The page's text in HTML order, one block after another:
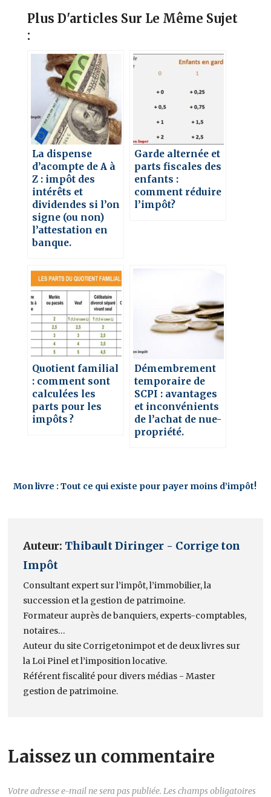
Plus D'articles Sur Le Même Sujet
:
La dispense
d’acompte de A à
Z : impôt des
intérêts et
dividendes si l’on
signe (ou non)
l’attestation en
banque.
Garde alternée et
parts fiscales des
enfants :
comment réduire
l’impôt?
Quotient familial
: comment sont
calculées les
parts pour les
impôts ?
Démembrement
temporaire de
SCPI : avantages
et inconvénients
de l’achat de nue-
propriété.
Mon livre : Tout ce qui existe pour payer moins d’impôt!
Auteur: Thibault Diringer - Corrige ton
Impôt
Consultant expert sur l’impôt, l’immobilier, la
succession et la gestion de patrimoine.
Formateur auprès de banquiers, experts-comptables,
notaires…
Auteur du site Corrigetonimpot et de deux livres sur
la Loi Pinel et l’imposition locative.
Référent fiscalité pour divers médias - Master
gestion de patrimoine.
Laissez un commentaire
Votre adresse e-mail ne sera pas publiée. Les champs obligatoires